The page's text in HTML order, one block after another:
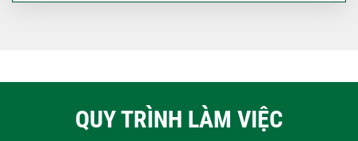
QUY TRÌNH LÀM VIỆC